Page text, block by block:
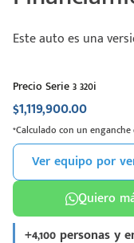
Este auto es una
Precio Serie 3 320i
$1,119,900.00
*Calculado con un enganche
Ver equipo por
Quiero
+4,100 personas y